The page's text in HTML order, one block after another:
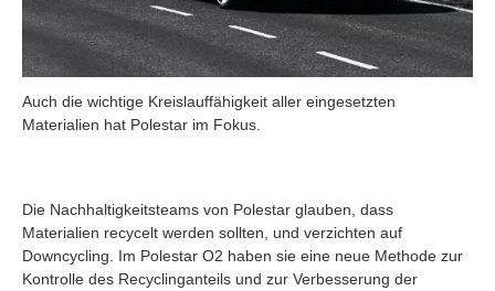
Auch die wichtige Kreislauffähigkeit aller eingesetzten
Materialien hat Polestar im Fokus.
Die Nachhaltigkeitsteams von Polestar glauben, dass
Materialien recycelt werden sollten, und verzichten auf
Downcycling. Im Polestar O2 haben sie eine neue Methode zur
Kontrolle des Recyclinganteils und zur Verbesserung der